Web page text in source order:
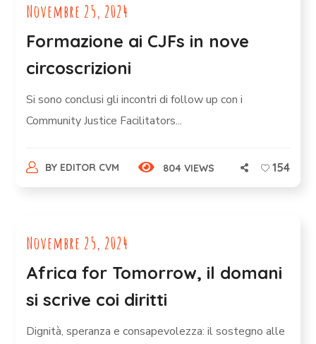
Novembre 25, 2024
Formazione ai CJFs in nove
circoscrizioni
Si sono conclusi gli incontri di follow up con i
Community Justice Facilitators...
BY EDITOR CVM 804 VIEWS 154
Novembre 25, 2024
Africa for Tomorrow, il domani
si scrive coi diritti
Dignità, speranza e consapevolezza: il sostegno alle